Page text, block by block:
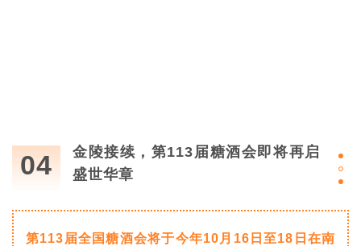
04
金陵接续，第113届糖酒会即将再启
盛世华章
第113届全国糖酒会将于今年10月16日至18日在南